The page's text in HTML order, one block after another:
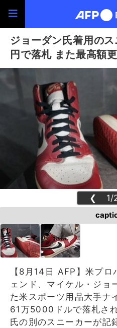
ジョーダン氏着用の
円で落札 また最高額
❮ 1/
【8月14日 AFP】米プ
ェンド、マイケル・ジョ
た米スポーツ用品大手ナ
61万5000ドルで落札さ
氏の別のスニーカーが記